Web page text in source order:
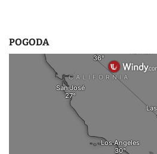
POGODA